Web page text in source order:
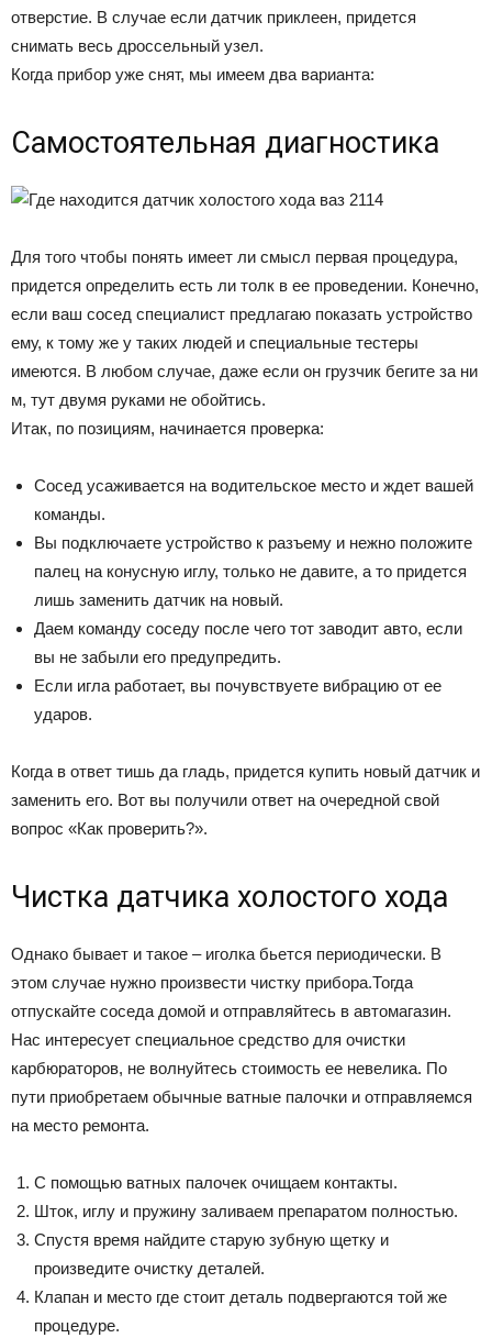
отверстие. В случае если датчик приклеен, придется
снимать весь дроссельный узел.
Когда прибор уже снят, мы имеем два варианта:
Самостоятельная диагностика
Для того чтобы понять имеет ли смысл первая процедура,
придется определить есть ли толк в ее проведении. Конечно,
если ваш сосед специалист предлагаю показать устройство
ему, к тому же у таких людей и специальные тестеры
имеются. В любом случае, даже если он грузчик бегите за ни
м, тут двумя руками не обойтись.
Итак, по позициям, начинается проверка:
Сосед усаживается на водительское место и ждет вашей
команды.
Вы подключаете устройство к разъему и нежно положите
палец на конусную иглу, только не давите, а то придется
лишь заменить датчик на новый.
Даем команду соседу после чего тот заводит авто, если
вы не забыли его предупредить.
Если игла работает, вы почувствуете вибрацию от ее
ударов.
Когда в ответ тишь да гладь, придется купить новый датчик и
заменить его. Вот вы получили ответ на очередной свой
вопрос «Как проверить?».
Чистка датчика холостого хода
Однако бывает и такое – иголка бьется периодически. В
этом случае нужно произвести чистку прибора.Тогда
отпускайте соседа домой и отправляйтесь в автомагазин.
Нас интересует специальное средство для очистки
карбюраторов, не волнуйтесь стоимость ее невелика. По
пути приобретаем обычные ватные палочки и отправляемся
на место ремонта.
С помощью ватных палочек очищаем контакты.
Шток, иглу и пружину заливаем препаратом полностью.
Спустя время найдите старую зубную щетку и
произведите очистку деталей.
Клапан и место где стоит деталь подвергаются той же
процедуре.